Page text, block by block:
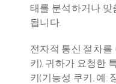
태를 분석하거나
됩니다.
전자적 통신 절차를
키), 귀하가 요청한
키(기능성 쿠키, 예: